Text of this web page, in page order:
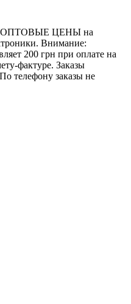
ОПТОВЫЕ ЦЕНЫ на
Внимание:
200 грн при оплате на
фактуре. Заказы
телефону заказы не